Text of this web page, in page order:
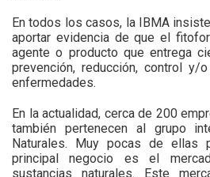
En todos los casos, la IBMA
aportar evidencia de que el
agente o producto que entrega
prevención, reducción, control y/
enfermedades.
En la actualidad, cerca de 200
también pertenecen al grupo
Naturales. Muy pocas de ellas
principal negocio es el
sustancias naturales. Este